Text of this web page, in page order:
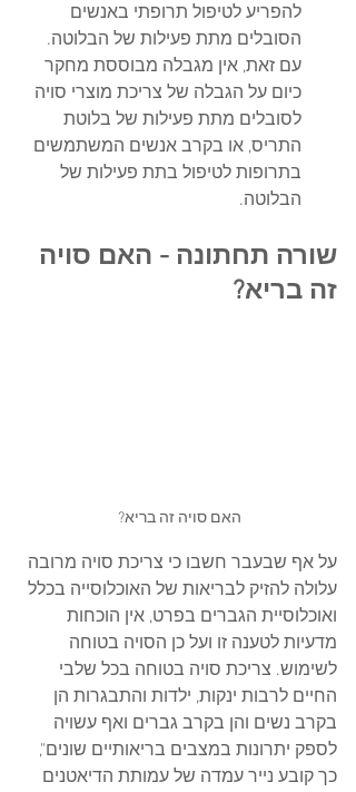
להפריע לטיפול תרופתי באנשים
הסובלים מתת פעילות של הבלוטה.
עם זאת, אין מגבלה מבוססת מחקר
כיום על הגבלה של צריכת מוצרי סויה
לסובלים מתת פעילות של בלוטת
התריס, או בקרב אנשים המשתמשים
בתרופות לטיפול בתת פעילות של
הבלוטה.
שורה תחתונה - האם סויה
זה בריא?
האם סויה זה בריא?
על אף שבעבר חשבו כי צריכת סויה מרובה
עלולה להזיק לבריאות של האוכלוסייה בכלל
ואוכלוסיית הגברים בפרט, אין הוכחות
מדעיות לטענה זו ועל כן הסויה בטוחה
לשימוש. צריכת סויה בטוחה בכל שלבי
החיים לרבות ינקות, ילדות והתבגרות הן
בקרב נשים והן בקרב גברים ואף עשויה
לספק יתרונות במצבים בריאותיים שונים",
כך קובע נייר עמדה של עמותת הדיאטנים